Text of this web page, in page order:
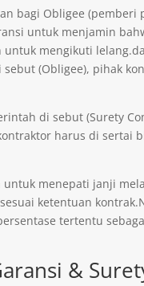
bagi Obligee (pemberi
untuk menjamin
mengikuti
(Obligee), pihak
di sebut (Surety
harus di sertai
menepati janji
ketentuan
tertentu
&